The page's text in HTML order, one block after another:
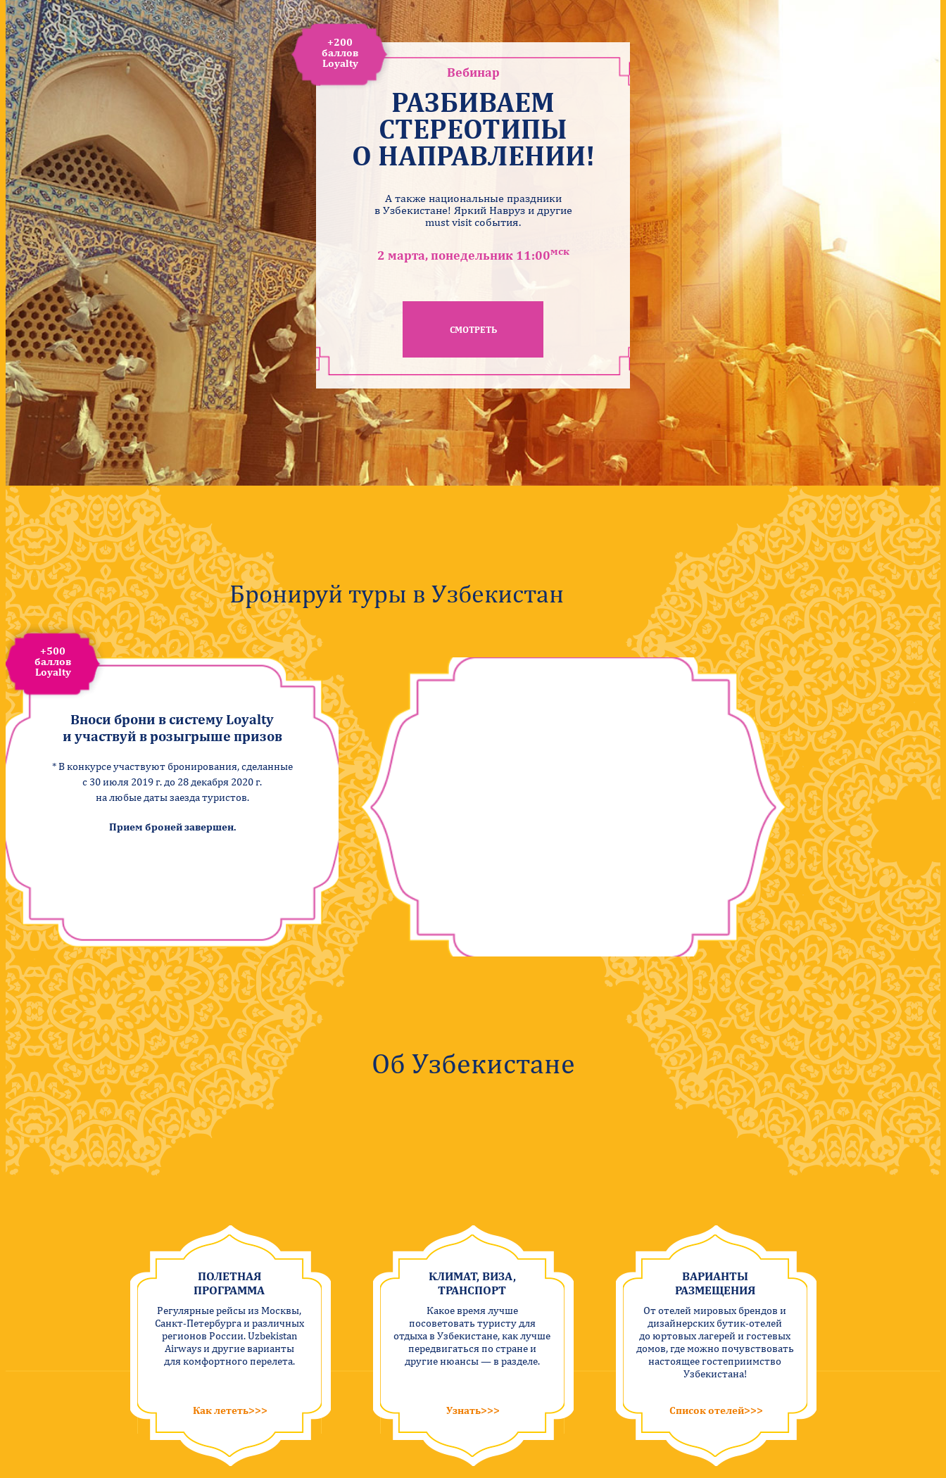
Вебинар
РАЗБИВАЕМ
СТЕРЕОТИПЫ
О НАПРАВЛЕНИИ!
А также национальные праздники
в Узбекистане! Яркий Навруз и другие
must visit события.
2 марта, понедельник 11:00мск
СМОТРЕТЬ
+200
баллов
Loyalty
Бронируй туры в Узбекистан
Вноси брони в систему Loyalty
и участвуй в розыгрыше призов
* В конкурсе участвуют бронирования, сделанные
с 30 июля 2019 г. до 28 декабря 2020 г.
на любые даты заезда туристов.
Прием броней завершен.
+500
баллов
Loyalty
Об Узбекистане
ПОЛЕТНАЯ
ПРОГРАММА
Регулярные рейсы из Москвы,
Санкт-Петербурга и различных
регионов России. Uzbekistan
Airways и другие варианты
для комфортного перелета.
Как лететь>>>
КЛИМАТ, ВИЗА,
ТРАНСПОРТ
Какое время лучше
посоветовать туристу для
отдыха в Узбекистане, как лучше
передвигаться по стране и
другие нюансы — в разделе.
Узнать>>>
ВАРИАНТЫ
РАЗМЕЩЕНИЯ
От отелей мировых брендов и
дизайнерских бутик-отелей
до юртовых лагерей и гостевых
домов, где можно почувствовать
настоящее гостеприимство
Узбекистана!
Список отелей>>>